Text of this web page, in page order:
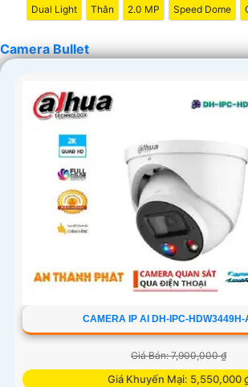
Dual Light Thân 2.0 MP Speed Dome
Camera Bullet
CAMERA IP AI DH-IPC-HDW3449H-
Giá Bán: 7,900,000 ₫
Giá Khuyến Mại: 5,550,000